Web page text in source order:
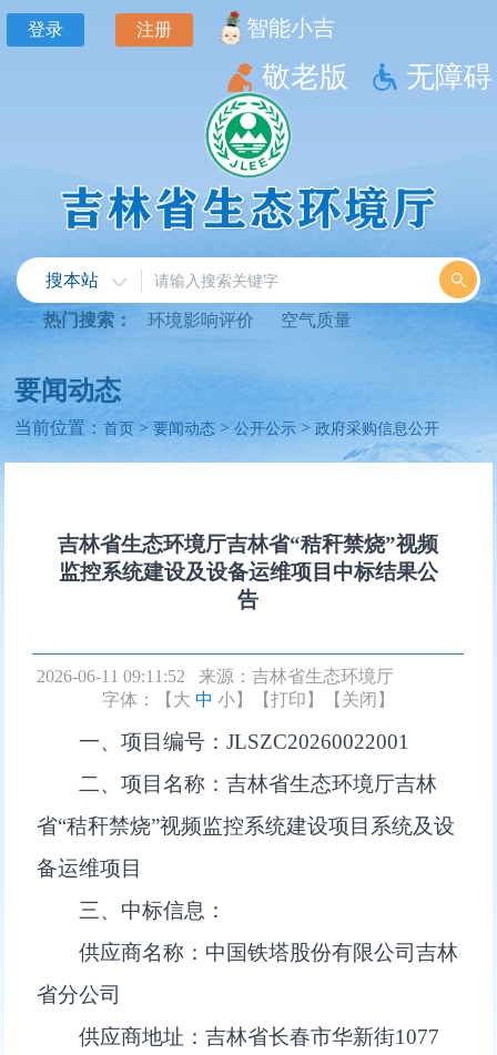
登录 注册 智能小吉
敬老版 无障碍
搜本站
热门搜索： 环境影响评价 空气质量
要闻动态
当前位置：首页>要闻动态 >公开公示 >政府采购信息公开
吉林省生态环境厅吉林省“秸秆禁烧”视频
监控系统建设及设备运维项目中标结果公
告
2026-06-11 09:11:52 来源：吉林省生态环境厅
字体：【 大 中 小】 【打印】 【关闭】
一、项目编号：JLSZC20260022001
二、项目名称：吉林省生态环境厅吉林
省“秸秆禁烧”视频监控系统建设项目系统及设
备运维项目
三、中标信息：
供应商名称：中国铁塔股份有限公司吉林
省分公司
供应商地址：吉林省长春市华新街1077